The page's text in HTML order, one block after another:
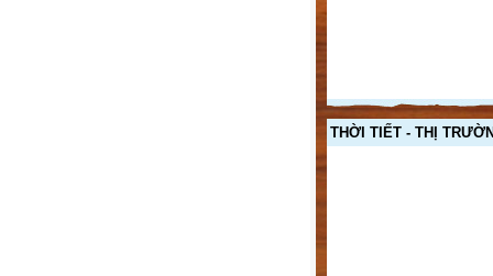
THỜI TIẾT - THỊ